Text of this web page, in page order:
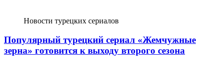
Новости турецких сериалов
Популярный турецкий сериал «Жемчужные
зерна» готовится к выходу второго сезона